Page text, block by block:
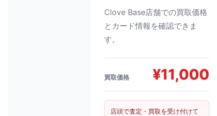
Clove Base店舗での買取価格
とカード情報を確認できま
す。
買取価格 ¥11,000
店頭で査定・買取を受け付けて